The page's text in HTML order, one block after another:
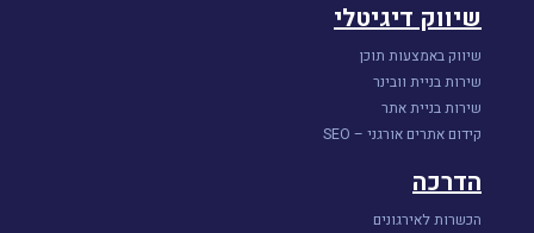
שיווק דיגיטלי
שיווק באמצעות תוכן
שירות בניית וובינר
שירות בניית אתר
קידום אתרים אורגני – SEO
הדרכה
הכשרות לאירגונים